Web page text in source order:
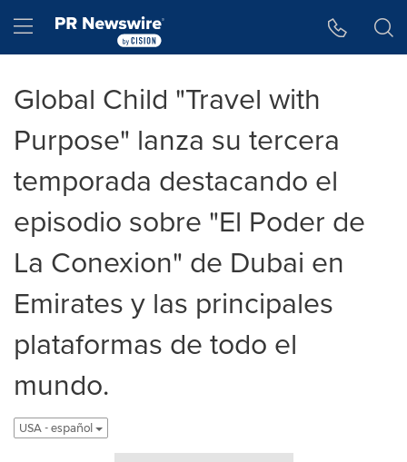
Hamburger menu
Global Child "Travel with
Purpose" lanza su tercera
temporada destacando el
episodio sobre "El Poder de
La Conexion" de Dubai en
Emirates y las principales
plataformas de todo el
mundo.
USA - español